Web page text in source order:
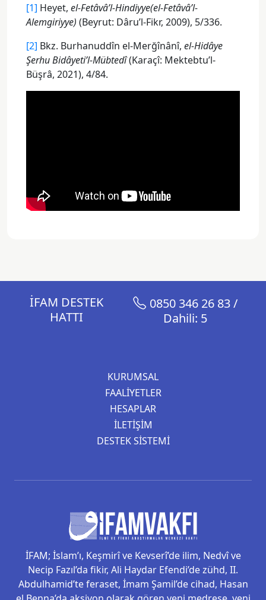
[1] Heyet, el-Fetâvâ’l-Hindiyye(el-Fetâvâ’l-
Alemgiriyye) (Beyrut: Dâru’l-Fikr, 2009), 5/336.
[2] Bkz. Burhanuddîn el-Merğînânî, el-Hidâye
Şerhu Bidâyeti’l-Mübtedî(Karaçî: Mektebtu’l-
Büşrâ, 2021), 4/84.
İFAM DESTEK
HATTI
0850 346 26 83 /
Dahili: 5
KURUMSAL
FAALIYETLER
HESAPLAR
İLETIŞIM
DESTEK SISTEMI
İFAM; İslam’ı, Keşmirî ve Kevserî’de ilim, Nedvî ve
Necip Fazıl’da fikir, Ali Haydar Efendi’de zühd, II.
Abdulhamid’te feraset, İmam Şamil’de cihad, Hasan